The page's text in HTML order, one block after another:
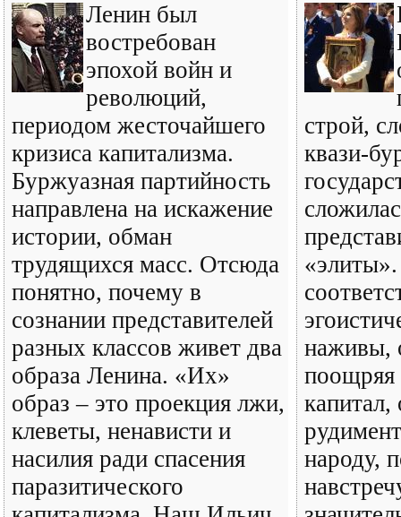
Ленин был
востребован
эпохой войн и
революций,
периодом жесточайшего
кризиса капитализма.
Буржуазная партийность
направлена на искажение
истории, обман
трудящихся масс. Отсюда
понятно, почему в
сознании представителей
разных классов живет два
образа Ленина. «Их»
образ – это проекция лжи,
клеветы, ненависти и
насилия ради спасения
паразитического
строй,
квази-
наживы,
поощряя
народу,